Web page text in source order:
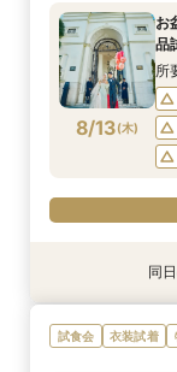
8/12(水)
8/12(水)
8/12(水)
8/12(水)
8/13(木)
お
品
所
特典あり
【
ン
衣装試着
【
ペ
衣装試着
＜
た
【
豪
衣装試着
【
ペ
同
試食会 衣装試着